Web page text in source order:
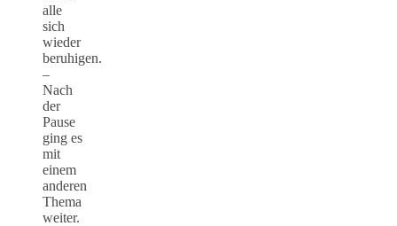
alle
sich
wieder
beruhigen.
–
Nach
der
Pause
ging es
mit
einem
anderen
Thema
weiter.